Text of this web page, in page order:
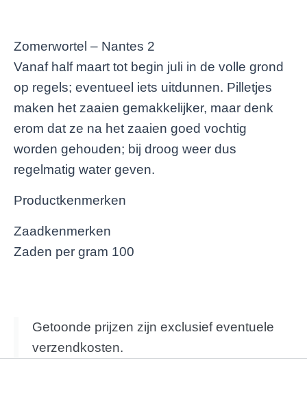
Zomerwortel – Nantes 2
Vanaf half maart tot begin juli in de volle grond
op regels; eventueel iets uitdunnen. Pilletjes
maken het zaaien gemakkelijker, maar denk
erom dat ze na het zaaien goed vochtig
worden gehouden; bij droog weer dus
regelmatig water geven.
Productkenmerken
Zaadkenmerken
Zaden per gram 100
Getoonde prijzen zijn exclusief eventuele
verzendkosten.